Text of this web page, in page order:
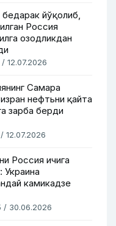
йўқолиб,
Россия
озодликдан
/ 12.07.2026
Самара
нефтьни қайта
зарба берди
12.07.2026
Россия ичига
Украина
камикадзе
/ 30.06.2026